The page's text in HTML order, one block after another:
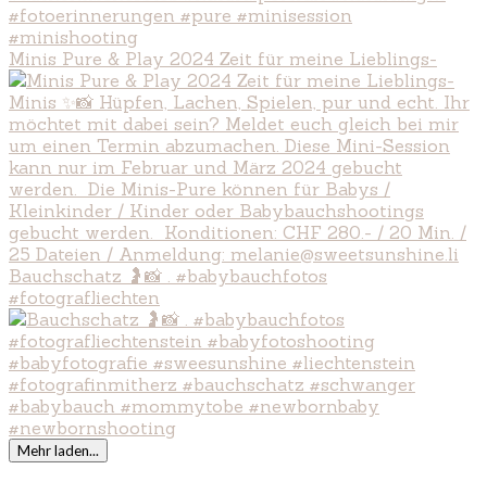
Minis Pure & Play 2024 Zeit für meine Lieblings-
Bauchschatz 🤰📸 . #babybauchfotos
#fotografliechten
Mehr laden...